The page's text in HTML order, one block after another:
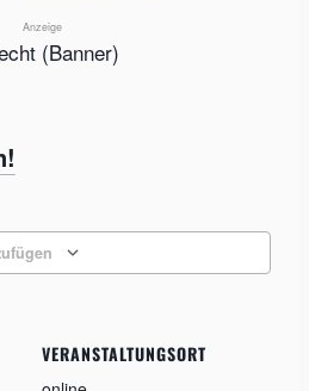
Anzeige
VERANSTALTUNGSORT